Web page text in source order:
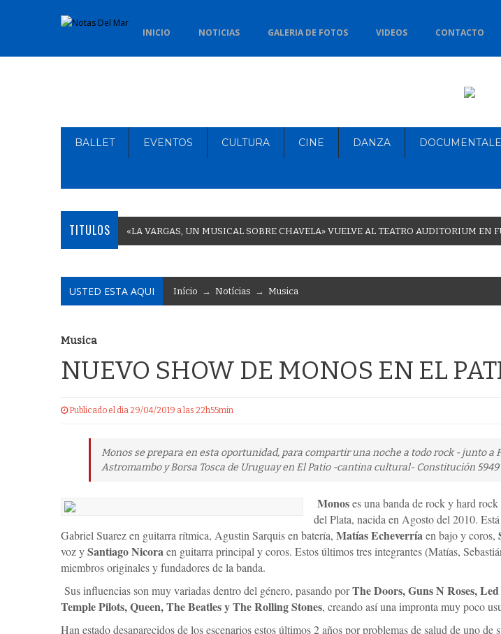
INICIO NOTICIAS GALERIA DE FOTOS VIDEOS CONTACTO
BALLET EVENTOS CULTURA CINE DANZA
TITULOS «LA VARGAS, UN MUSICAL SOBRE CHAVELA» VUELVE AL TEATRO AUDITORIUM EN F
USTED ESTA AQUI Início → Notícias → Musica
Musica
NUEVO SHOW DE MONOS EN EL
Publicado el dia 29/04/2019 a las 22h55min
Monos se prepara en esta oportunidad, para compartir una noche a todo rock - junto a
Astromambo y Borsa Tosca de Uruguay en El Patio -cantina cultural- Constitución 5949
Monoses una banda de rock y hard
del Plata, nacida en Agosto del 2010.
Gabriel Suarez en guitarra rítmica, Agustin Sarquis en batería, Matías Echeverríaen bajo y coros,
voz ySantiago Nicoraen guitarra principal y coros. Estos últimos tres integrantes (Matías,
miembros originales y fundadores de la banda.
Sus influencias son muy variadas dentro del género, pasando porThe Doors, Guns N Roses,
Temple Pilots, Queen, The Beatles y The Rolling Stones, creando así una impronta muy poco
Han estado desaparecidos de los escenarios estos últimos 2 años por problemas de salud de uno de